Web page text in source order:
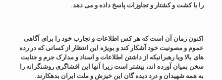
را با کشت و کشتار و تجاوزات پاسخ داده و می دهد.
اکنون زمان آن است که هر کس اطلاعات و تجارب خود را برای آگاهی
عموم و مصونیت خود آشکار کند و بویژه این انتظار از کسانی که در رده
های بالا ویا رهبرانیکه از داشتن اطلاعات و اسناد و مدارک جرم و جنایت
سخن بمیان آورده اند، بیشتر است زیرا آنها این افشاگری روشنگرانه را
به همه شهیدان و درد دیده گان این خیزش و ملت ایران بدهکارند.